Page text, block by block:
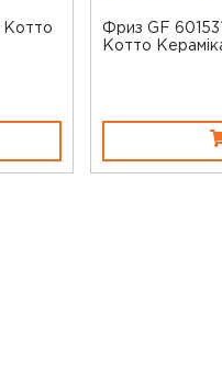
Котто
Фриз GF
Котто